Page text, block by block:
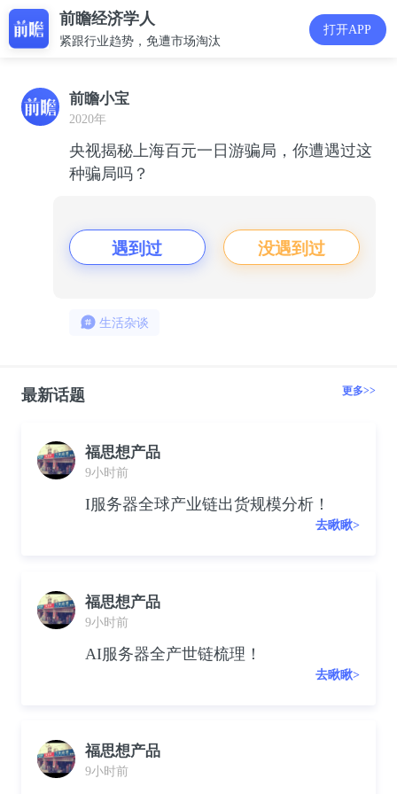
前瞻经济学人
紧跟行业趋势，免遭市场淘汰
打开APP
前瞻小宝
2020年
央视揭秘上海百元一日游骗局，你遭遇过这
种骗局吗？
遇到过 没遇到过
生活杂谈
最新话题 更多>>
福思想产品
9小时前
I服务器全球产业链出货规模分析！
去瞅瞅>
福思想产品
9小时前
AI服务器全产世链梳理！
去瞅瞅>
福思想产品
9小时前